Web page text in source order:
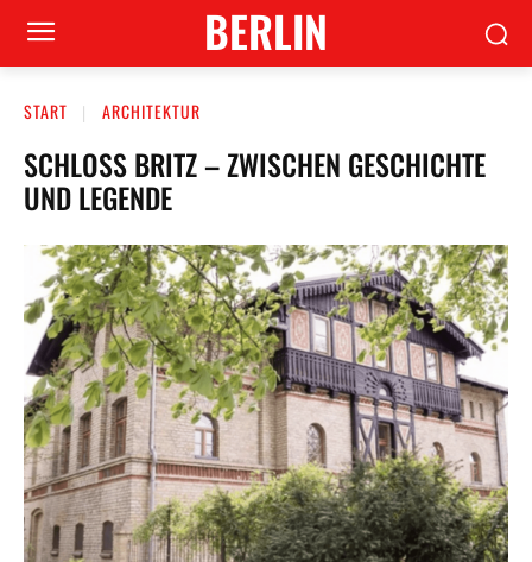
BERLIN
START ARCHITEKTUR
SCHLOSS BRITZ – ZWISCHEN GESCHICHTE
UND LEGENDE